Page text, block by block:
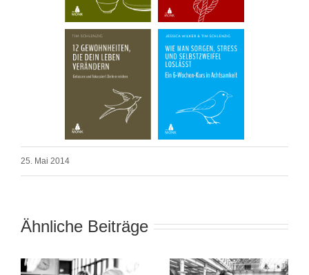
25. Mai 2014
Ähnliche Beiträge